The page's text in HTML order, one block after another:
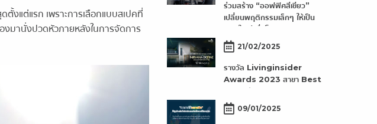
งแต่แรก เพราะการเลือกแบบสเปคที่
งมานั่งปวดหัวภายหลังในการจัดการ
ร่วมสร้าง “ออฟฟิศสีเขียว”
เปลี่ยนพฤติกรรมเล็กๆ ให้เป็น
พลังใหญ่เพื่อโลก
21/02/2025
รางวัล Livinginsider
Awards 2023 สาขา Best
Functional Home
09/01/2025